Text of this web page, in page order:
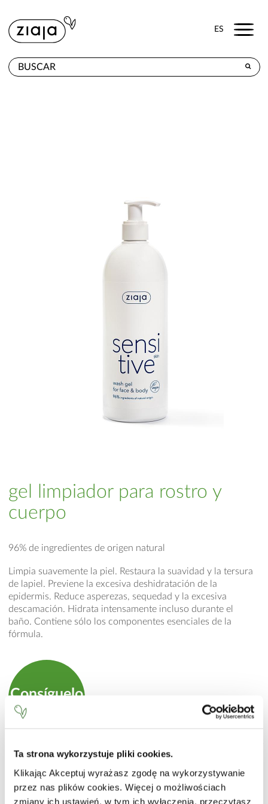
Ta strona wykorzystuje pliki cookies.
Klikając Akceptuj wyrażasz zgodę na wykorzystywanie
przez nas plików cookies. Więcej o możliwościach
zmiany ich ustawień, w tym ich wyłączenia, przeczytasz
ES Menu
gel limpiador para rostro y
cuerpo
96% de ingredientes de origen natural
Limpia suavemente la piel. Restaura la suavidad y la tersura
de lapiel. Previene la excesiva deshidratación de la
epidermis. Reduce asperezas, sequedad y la excesiva
descamación. Hidrata intensamente incluso durante el
baño. Contiene sólo los componentes esenciales de la
fórmula.
Consíguelo
en la tienda online
MODO DE EMPLEO
Aplicar una pequeña cantidad en la piel y aclarar.